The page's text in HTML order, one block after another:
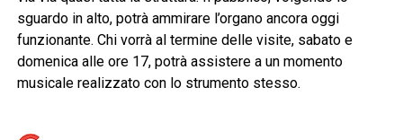
sguardo in alto, potrà ammirare l’organo ancora oggi
funzionante. Chi vorrà al termine delle visite, sabato e
domenica alle ore 17, potrà assistere a un momento
musicale realizzato con lo strumento stesso.